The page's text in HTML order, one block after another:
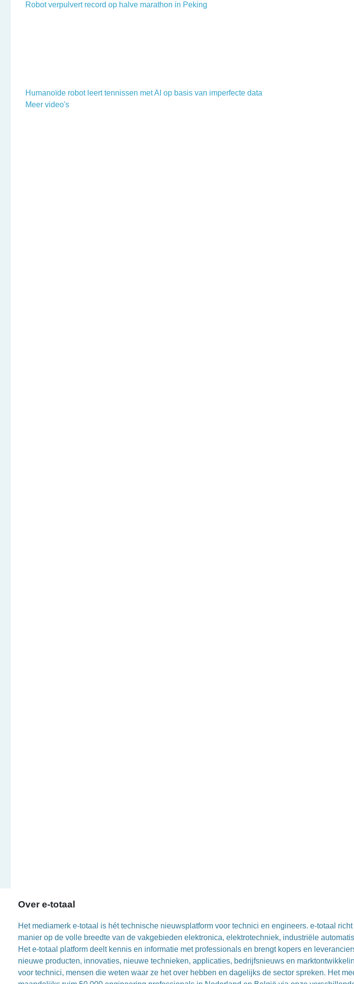
Robot verpulvert record op halve marathon in Peking
Humanoïde robot leert tennissen met AI op basis van imperfecte data
Meer video's
Over e-totaal
Het mediamerk e-totaal is hét technische nieuwsplatform voor technici en engineers. e-totaal
manier op de volle breedte van de vakgebieden elektronica, elektrotechniek, industriële
Het e-totaal platform deelt kennis en informatie met professionals en brengt kopers en
nieuwe producten, innovaties, nieuwe technieken, applicaties, bedrijfsnieuws en
voor technici, mensen die weten waar ze het over hebben en dagelijks de sector spreken. Het